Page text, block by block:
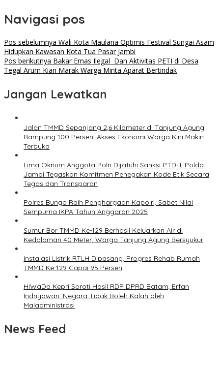
Navigasi pos
Pos sebelumnya Wali Kota Maulana Optimis Festival Sungai Asam
Hidupkan Kawasan Kota Tua Pasar Jambi
Pos berikutnya Bakar Emas Ilegal Dan Aktivitas PETI di Desa
Tegal Arum Kian Marak Warga Minta Aparat Bertindak
Jangan Lewatkan
Jalan TMMD Sepanjang 2,6 Kilometer di Tanjung Agung
Rampung 100 Persen, Akses Ekonomi Warga Kini Makin
Terbuka
Lima Oknum Anggota Polri Dijatuhi Sanksi PTDH, Polda
Jambi Tegaskan Komitmen Penegakan Kode Etik Secara
Tegas dan Transparan
Polres Bungo Raih Penghargaan Kapolri, Sabet Nilai
Sempurna IKPA Tahun Anggaran 2025
Sumur Bor TMMD Ke-129 Berhasil Keluarkan Air di
Kedalaman 40 Meter, Warga Tanjung Agung Bersyukur
Instalasi Listrik RTLH Dipasang, Progres Rehab Rumah
TMMD Ke-129 Capai 95 Persen
HiWaDa Kepri Soroti Hasil RDP DPRD Batam, Erfan
Indriyawan: Negara Tidak Boleh Kalah oleh
Maladministrasi
News Feed